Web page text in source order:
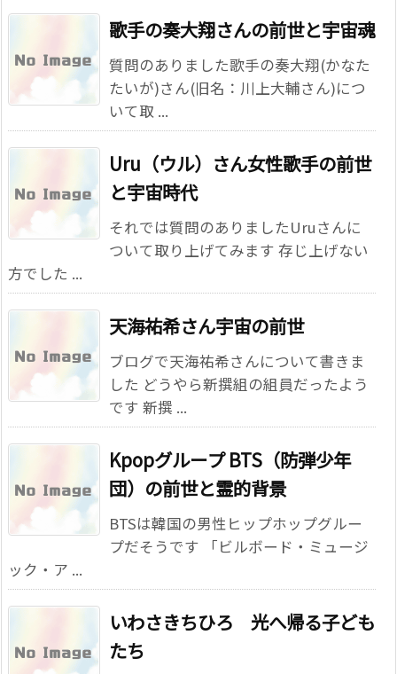
歌手の奏大翔さんの前世と宇宙魂
質問のありました歌手の奏大翔(かなた
たいが)さん(旧名：川上大輔さん)につ
いて取 ...
Uru（ウル）さん女性歌手の前世
と宇宙時代
それでは質問のありましたUruさんに
ついて取り上げてみます 存じ上げない
方でした ...
天海祐希さん宇宙の前世
ブログで天海祐希さんについて書きま
した どうやら新撰組の組員だったよう
です 新撰 ...
Kpopグループ BTS（防弾少年
団）の前世と霊的背景
BTSは韓国の男性ヒップホップグルー
プだそうです 「ビルボード・ミュージ
ック・ア ...
いわさきちひろ 光へ帰る子ども
たち